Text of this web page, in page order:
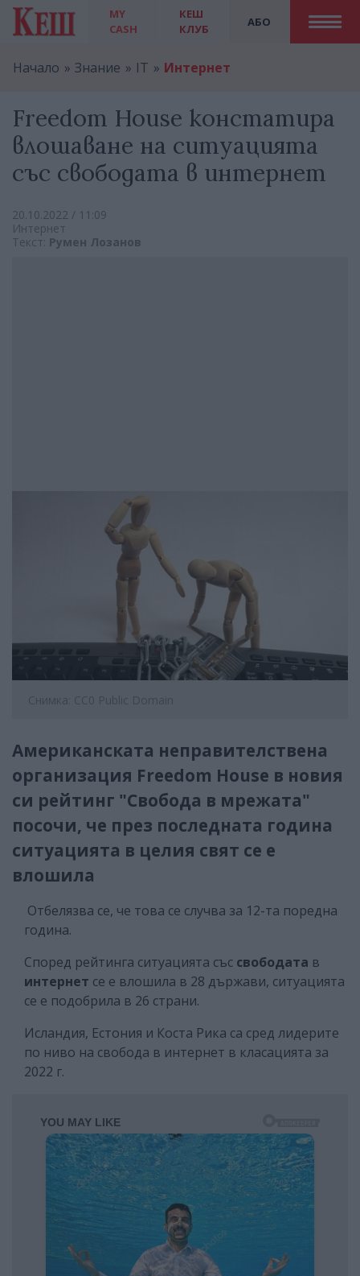
MY
CASH
АБО
КЕШ
КЛУБ
Начало Знание IT Интернет
Freedom House констатира
влошаване на ситуацията
със свободата в интернет
20.10.2022 / 11:09
Интернет
Текст: Румен Лозанов
Снимка: CC0 Public Domain
Американската неправителствена
организация Freedom House в новия
си рейтинг "Свобода в мрежата"
посочи, че през последната година
ситуацията в целия свят се е
влошила
Отбелязва се, че това се случва за 12-та поредна
година.
Според рейтинга ситуацията със свободата в
интернет се е влошила в 28 държави, ситуацията
се е подобрила в 26 страни.
Исландия, Естония и Коста Рика са сред лидерите
по ниво на свобода в интернет в класацията за
2022 г.